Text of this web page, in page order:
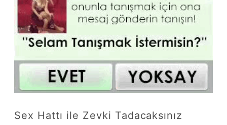
Sex Hattı ile Zevki Tadacaksınız